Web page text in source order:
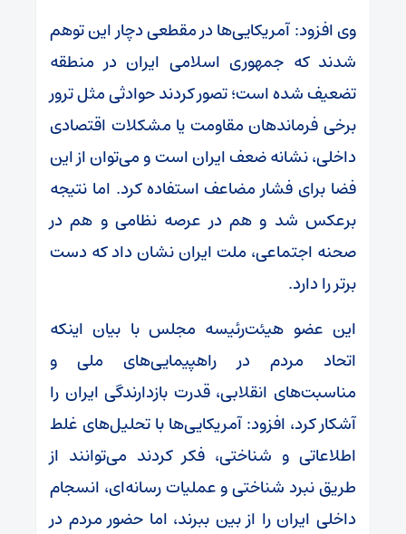
وی افزود: آمریکایی‌ها در مقطعی دچار این توهم
شدند که جمهوری اسلامی ایران در منطقه
تضعیف شده است؛ تصور کردند حوادثی مثل ترور
برخی فرماندهان مقاومت یا مشکلات اقتصادی
داخلی، نشانه ضعف ایران است و می‌توان از این
فضا برای فشار مضاعف استفاده کرد. اما نتیجه
برعکس شد و هم در عرصه نظامی و هم در
صحنه اجتماعی، ملت ایران نشان داد که دست
برتر را دارد.
این عضو هیئت‌رئیسه مجلس با بیان اینکه
اتحاد مردم در راهپیمایی‌های ملی و
مناسبت‌های انقلابی، قدرت بازدارندگی ایران را
آشکار کرد، افزود: آمریکایی‌ها با تحلیل‌های غلط
اطلاعاتی و شناختی، فکر کردند می‌توانند از
طریق نبرد شناختی و عملیات رسانه‌ای، انسجام
داخلی ایران را از بین ببرند، اما حضور مردم در